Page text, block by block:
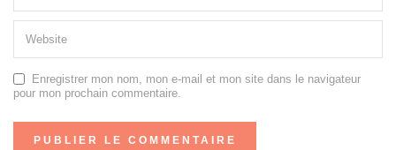
Enregistrer mon nom, mon e-mail et mon site dans le navigateur
pour mon prochain commentaire.